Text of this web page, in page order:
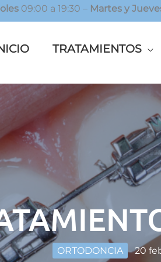
09:00 a 19:30 – Martes y
TRATAMIENTOS
ORTODONCIA 20